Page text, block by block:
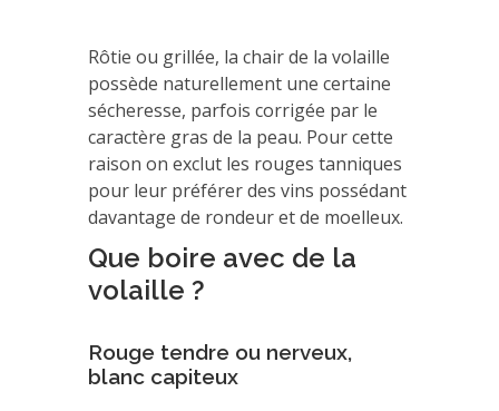
Rôtie ou grillée, la chair de la volaille
possède naturellement une certaine
sécheresse, parfois corrigée par le
caractère gras de la peau. Pour cette
raison on exclut les rouges tanniques
pour leur préférer des vins possédant
davantage de rondeur et de moelleux.
Que boire avec de la
volaille ?
Rouge tendre ou nerveux,
blanc capiteux